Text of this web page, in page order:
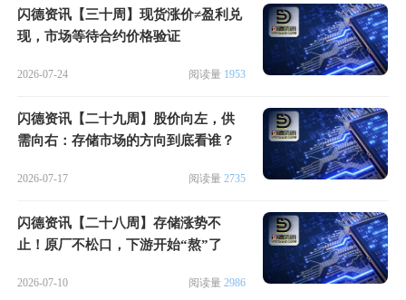
闪德资讯【三十周】现货涨价≠盈利兑
现，市场等待合约价格验证
2026-07-24 阅读量 1953
闪德资讯【二十九周】股价向左，供
需向右：存储市场的方向到底看谁？
2026-07-17 阅读量 2735
闪德资讯【二十八周】存储涨势不
止！原厂不松口，下游开始“熬”了
2026-07-10 阅读量 2986